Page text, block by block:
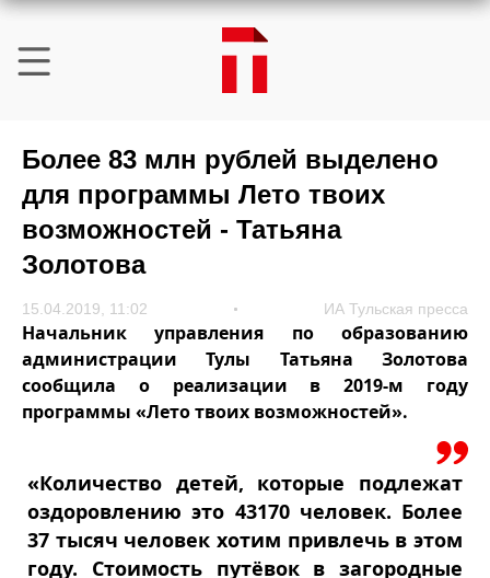
Более 83 млн рублей выделено
для программы Лето твоих
возможностей - Татьяна
Золотова
15.04.2019, 11:02 ИА Тульская пресса
Начальник управления по образованию
администрации Тулы Татьяна Золотова
сообщила о реализации в 2019-м году
программы «Лето твоих возможностей».
«Количество детей, которые подлежат
оздоровлению это 43170 человек. Более
37 тысяч человек хотим привлечь в этом
году. Стоимость путёвок в загородные